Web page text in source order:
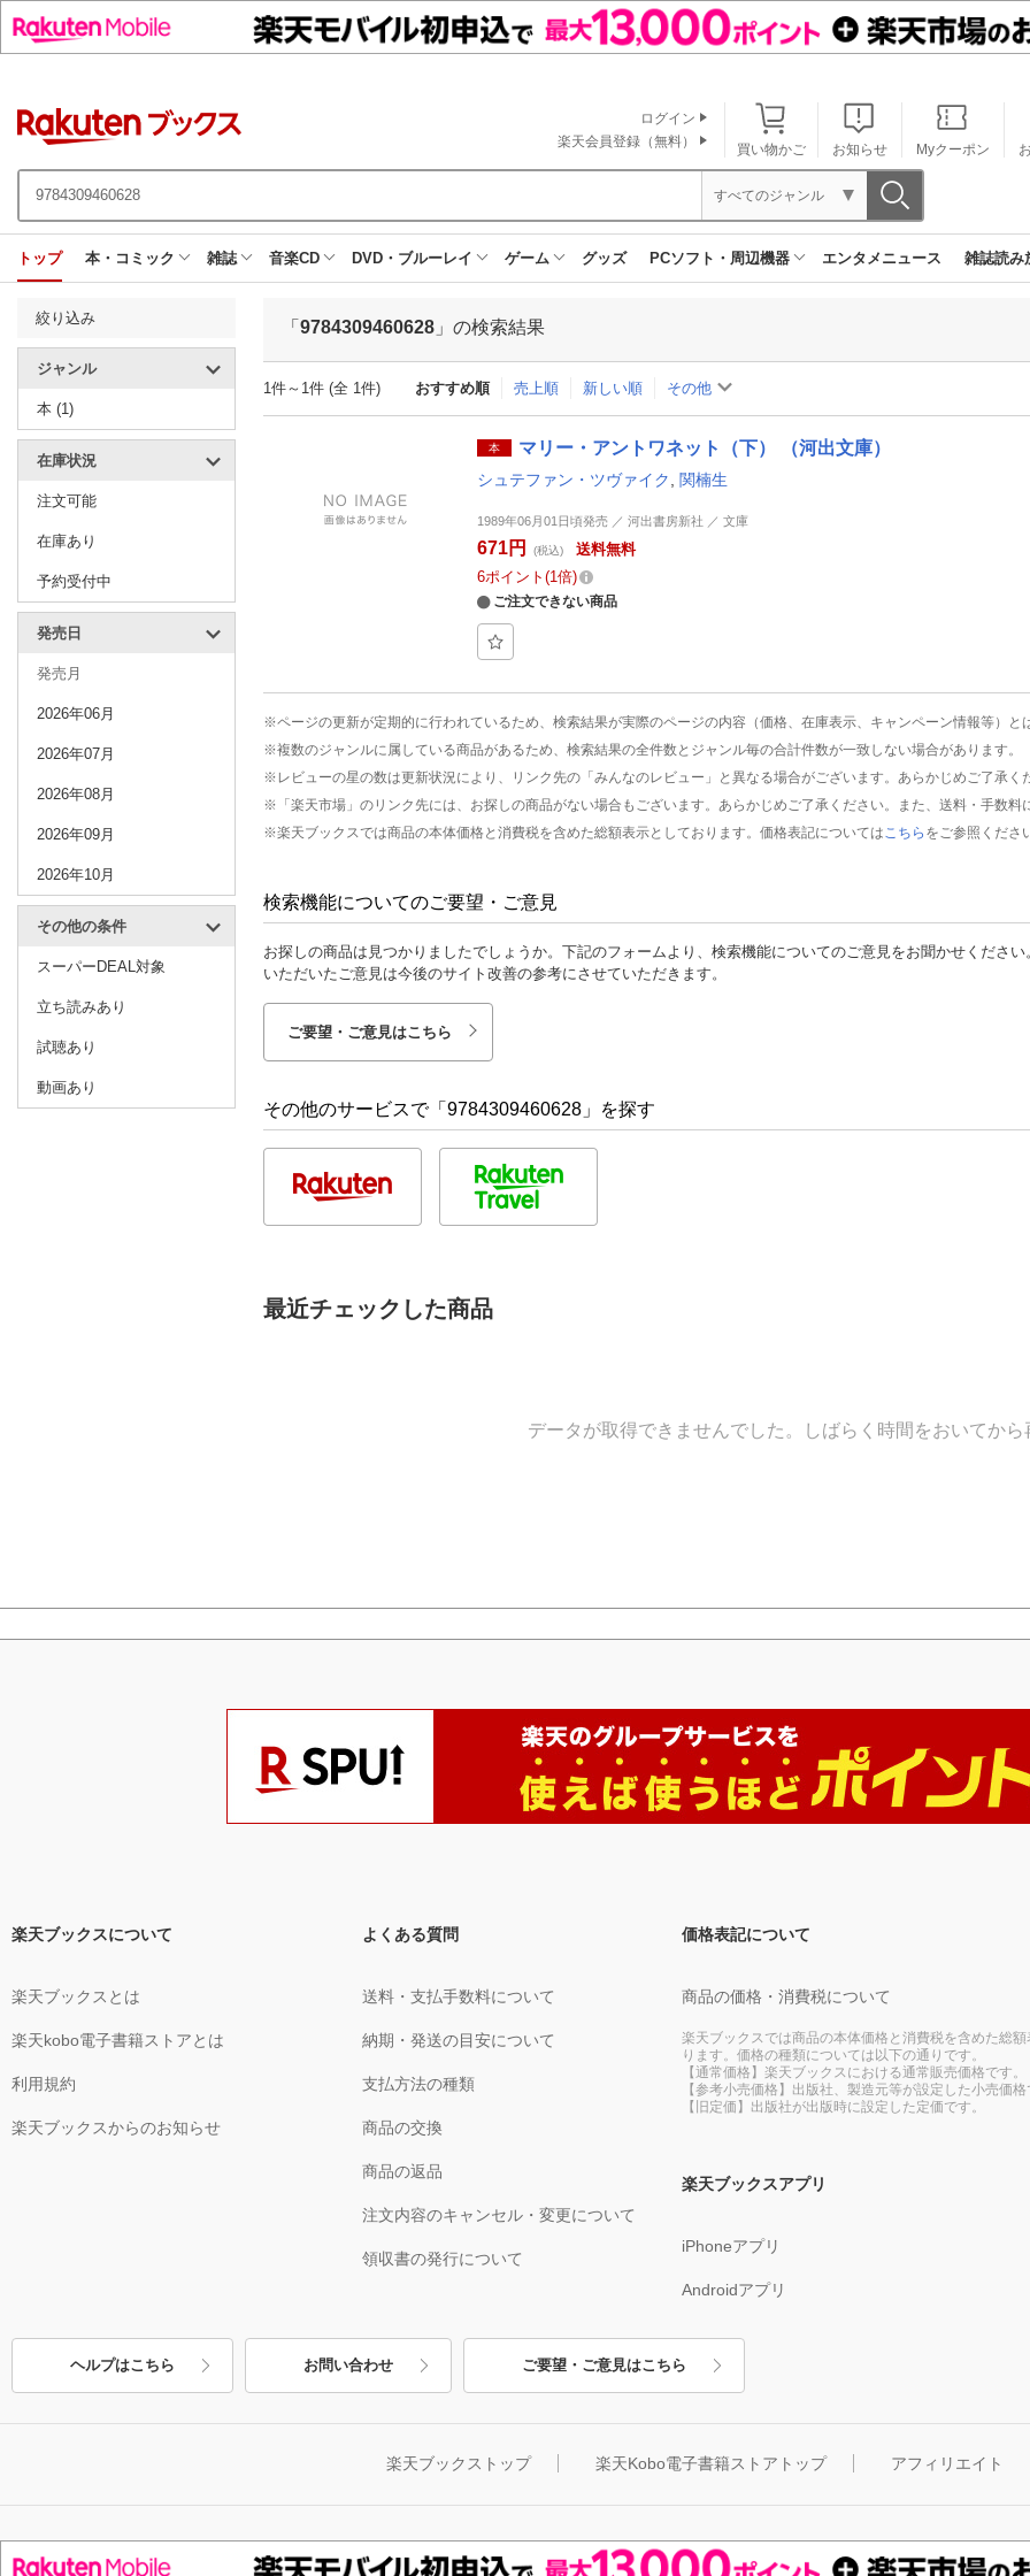
買い物かご お知らせ Myクーポン
ログイン
楽天会員登録（無料）
すべてのジャンル
トップ 本・コミック 雑誌 音楽CD DVD・ブルーレイ ゲーム グッズ PCソフト・周辺機器 エンタメニュース 雑誌読み
絞り込み
ジャンル
本 (1)
在庫状況
注文可能
在庫あり
予約受付中
発売日
発売月
2026年06月
2026年07月
2026年08月
2026年09月
2026年10月
その他の条件
スーパーDEAL対象
立ち読みあり
試聴あり
動画あり
「 9784309460628 」の検索結果
1件～1件 (全 1件) おすすめ順 売上順 新しい順 その他
本 マリー・アントワネット（下） （河出文庫）
シュテファン・ツヴァイク 関楠生
1989年06月01日頃発売 ／ 河出書房新社 ／ 文庫
671円 (税込)
送料無料
6ポイント 1倍
ご注文できない商品
※ページの更新が定期的に行われているため、検索結果が実際のページの内容（価格、在庫表示、キャンペーン情報等）と
※複数のジャンルに属している商品があるため、検索結果の全件数とジャンル毎の合計件数が一致しない場合があります。
※レビューの星の数は更新状況により、リンク先の「みんなのレビュー」と異なる場合がございます。あらかじめご了承く
※「楽天市場」のリンク先には、お探しの商品がない場合もございます。あらかじめご了承ください。また、送料・手数料
※楽天ブックスでは商品の本体価格と消費税を含めた総額表示としております。価格表記については こちら をご参照くださ
検索機能についてのご要望・ご意見
お探しの商品は見つかりましたでしょうか。下記のフォームより、検索機能についてのご意見をお聞かせください
いただいたご意見は今後のサイト改善の参考にさせていただきます。
ご要望・ご意見はこちら
その他のサービスで「9784309460628」を探す
最近チェックした商品
データが取得できませんでした。しばらく時間をおいてから
楽天ブックスについて
楽天ブックスとは
楽天kobo電子書籍ストアとは
利用規約
楽天ブックスからのお知らせ
よくある質問
送料・支払手数料について
納期・発送の目安について
支払方法の種類
商品の交換
商品の返品
注文内容のキャンセル・変更について
領収書の発行について
価格表記について
商品の価格・消費税について
楽天ブックスでは商品の本体価格と消費税を含めた総額
ります。価格の種類については以下の通りです。
【通常価格】楽天ブックスにおける通常販売価格です。
【参考小売価格】出版社、製造元等が設定した小売価格
【旧定価】出版社が出版時に設定した定価です。
楽天ブックスアプリ
iPhoneアプリ
Androidアプリ
ヘルプはこちら お問い合わせ ご要望・ご意見はこちら
楽天ブックストップ 楽天Kobo電子書籍ストアトップ アフィリエイト